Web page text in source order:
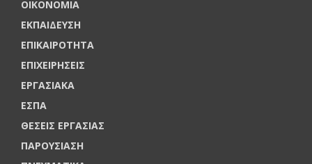
ΟΙΚΟΝΟΜΙΑ
ΕΚΠΑΙΔΕΥΣΗ
ΕΠΙΚΑΙΡΟΤΗΤΑ
ΕΠΙΧΕΙΡΗΣΕΙΣ
ΕΡΓΑΣΙΑΚΑ
ΕΣΠΑ
ΘΕΣΕΙΣ ΕΡΓΑΣΙΑΣ
ΠΑΡΟΥΣΙΑΣΗ